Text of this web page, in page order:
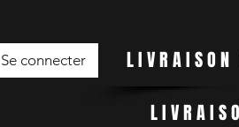
Se connecter